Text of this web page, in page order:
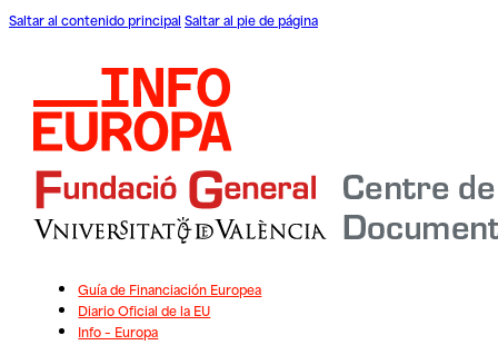
Saltar al contenido principal Saltar al pie de página
Guía de Financiación Europea
Diario Oficial de la EU
Info – Europa